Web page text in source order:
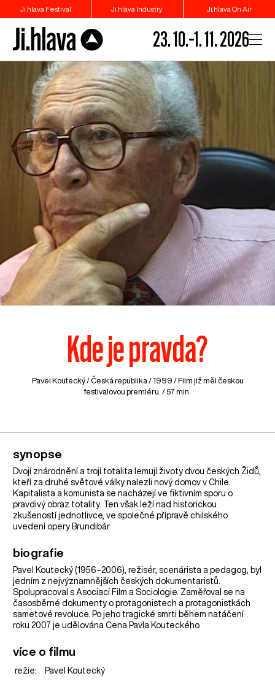
Ji.hlava Festival Ji.hlava Industry Ji.hlava On Air
23. 10.–1. 11. 2026
Kde je pravda?
Pavel Koutecký /Česká republika / 1999 / Film již měl českou
festivalovou premiéru. / 57 min.
synopse
Dvojí znárodnění a trojí totalita lemují životy dvou českých Židů,
kteří za druhé světové války nalezli nový domov v Chile.
Kapitalista a komunista se nacházejí ve fiktivním sporu o
pravdivý obraz totality. Ten však leží nad historickou
zkušeností jednotlivce, ve společné přípravě chilského
uvedení opery Brundibár.
biografie
Pavel Koutecký (1956–2006), režisér, scenárista a pedagog, byl
jedním z nejvýznamnějších českých dokumentaristů.
Spolupracoval s Asociací Film a Sociologie. Zaměřoval se na
časosběrné dokumenty o protagonistech a protagonistkách
sametové revoluce. Po jeho tragické smrti během natáčení
roku 2007 je udělována Cena Pavla Kouteckého.
více o filmu
režie: Pavel Koutecký